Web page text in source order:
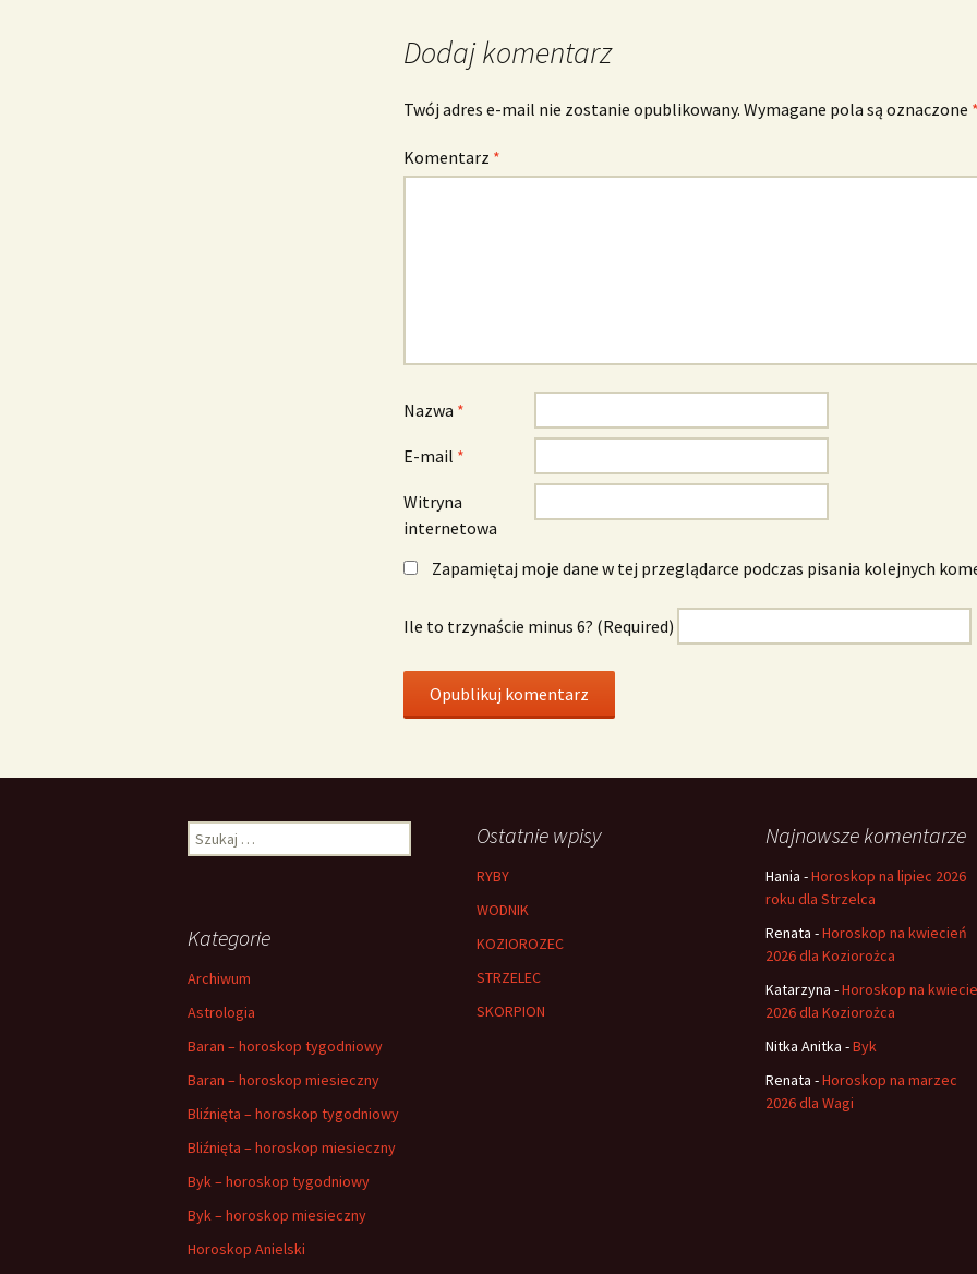
Dodaj komentarz
Twój adres e-mail nie zostanie opublikowany. Wymagane pola są oznaczone *
Komentarz *
Nazwa *
E-mail *
Witryna
internetowa
Zapamiętaj moje dane w tej przeglądarce podczas pisania kolejnych
Ile to trzynaście minus 6? (Required)
Szukaj: Ostatnie wpisy
RYBY
WODNIK
KOZIOROZEC
STRZELEC
SKORPION
Najnowsze komentarze
Hania -Horoskop na lipiec 2026
roku dla Strzelca
Renata -Horoskop na kwiecień
2026 dla Koziorożca
Katarzyna -Horoskop na
2026 dla Koziorożca
Nitka Anitka -Byk
Renata -Horoskop na marzec
2026 dla Wagi
Kategorie
Archiwum
Astrologia
Baran – horoskop tygodniowy
Baran – horoskop miesieczny
Bliźnięta – horoskop tygodniowy
Bliźnięta – horoskop miesieczny
Byk – horoskop tygodniowy
Byk – horoskop miesieczny
Horoskop Anielski